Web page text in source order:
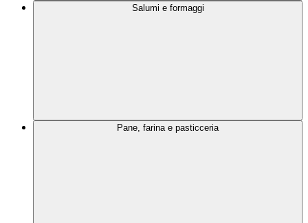
Salumi e formaggi
Pane, farina e pasticceria